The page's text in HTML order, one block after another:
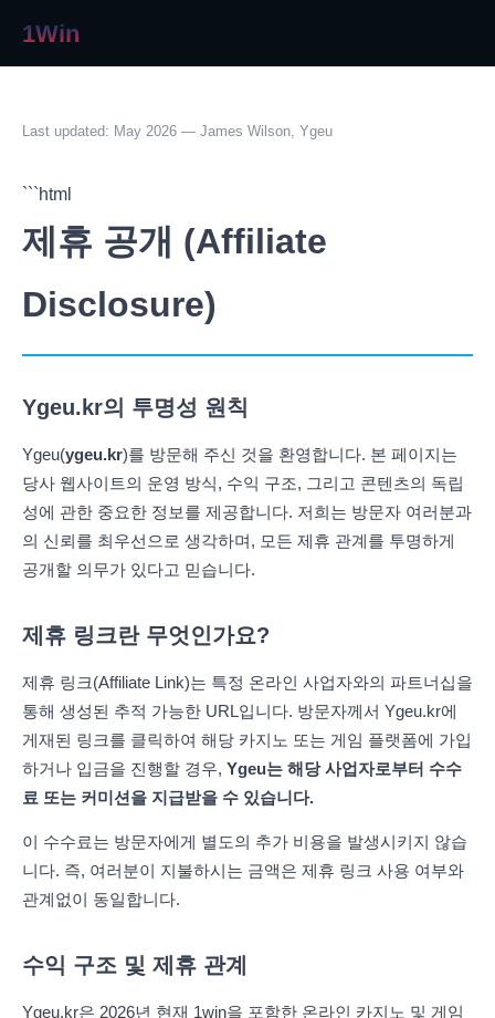
1Win
Last updated: May 2026 — James Wilson, Ygeu
```html
제휴 공개 (Affiliate
Disclosure)
Ygeu.kr의 투명성 원칙
Ygeu(ygeu.kr)를 방문해 주신 것을 환영합니다. 본 페이지는
당사 웹사이트의 운영 방식, 수익 구조, 그리고 콘텐츠의 독립
성에 관한 중요한 정보를 제공합니다. 저희는 방문자 여러분과
의 신뢰를 최우선으로 생각하며, 모든 제휴 관계를 투명하게
공개할 의무가 있다고 믿습니다.
제휴 링크란 무엇인가요?
제휴 링크(Affiliate Link)는 특정 온라인 사업자와의 파트너십을
통해 생성된 추적 가능한 URL입니다. 방문자께서 Ygeu.kr에
게재된 링크를 클릭하여 해당 카지노 또는 게임 플랫폼에 가입
하거나 입금을 진행할 경우, Ygeu는 해당 사업자로부터 수수
료 또는 커미션을 지급받을 수 있습니다.
이 수수료는 방문자에게 별도의 추가 비용을 발생시키지 않습
니다. 즉, 여러분이 지불하시는 금액은 제휴 링크 사용 여부와
관계없이 동일합니다.
수익 구조 및 제휴 관계
Ygeu.kr은 2026년 현재 1win을 포함한 온라인 카지노 및 게임